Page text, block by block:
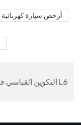
أرخص سيارة كهربائية